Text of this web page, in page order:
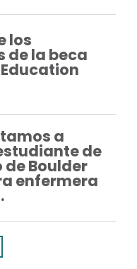
los
de la beca
a
de
Boulder
enfermera